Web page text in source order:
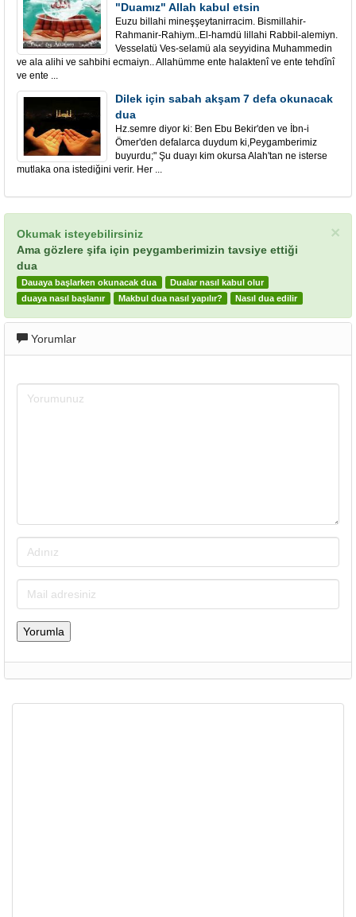
"Duamız" Allah kabul etsin
Euzu billahi mineşşeytanirracim. Bismillahir-
Rahmanir-Rahiym..El-hamdü lillahi Rabbil-alemiyn.
Vesselatü Ves-selamü ala seyyidina Muhammedin
ve ala alihi ve sahbihi ecmaiyn.. Allahümme ente halaktenî ve ente tehdînî
ve ente ...
Dilek için sabah akşam 7 defa okunacak
dua
Hz.semre diyor ki: Ben Ebu Bekir'den ve İbn-i
Ömer'den defalarca duydum ki,Peygamberimiz
buyurdu;" Şu duayı kim okursa Alah'tan ne isterse
mutlaka ona istediğini verir. Her ...
×
Okumak isteyebilirsiniz
Ama gözlere şifa için peygamberimizin tavsiye ettiği
dua
Dauaya başlarken okunacak dua
Dualar nasıl kabul olur
duaya nasıl başlanır
Makbul dua nasıl yapılır? Nasıl dua edilir
Yorumlar